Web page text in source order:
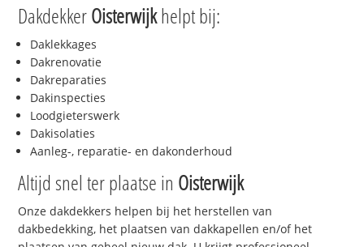
DakdekkerOisterwijkhelpt bij:
Daklekkages
Dakrenovatie
Dakreparaties
Dakinspecties
Loodgieterswerk
Dakisolaties
Aanleg-, reparatie- en dakonderhoud
Altijd snel ter plaatse in Oisterwijk
Onze dakdekkers helpen bij het herstellen van
dakbedekking, het plaatsen van dakkapellen en/of het